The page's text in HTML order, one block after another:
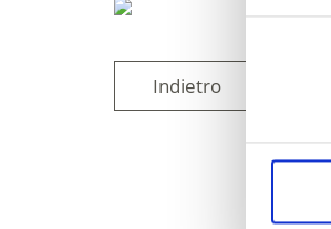
Indietro